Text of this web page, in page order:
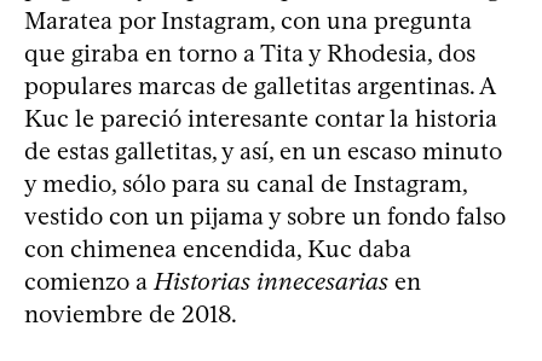
Maratea por Instagram, con una pregunta
que giraba en torno a Tita y Rhodesia, dos
populares marcas de galletitas argentinas. A
Kuc le pareció interesante contar la historia
de estas galletitas, y así, en un escaso minuto
y medio, sólo para su canal de Instagram,
vestido con un pijama y sobre un fondo falso
con chimenea encendida, Kuc daba
comienzo aHistorias innecesarias en
noviembre de 2018.